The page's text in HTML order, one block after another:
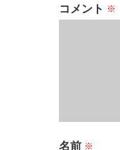
コメント ※
名前 ※